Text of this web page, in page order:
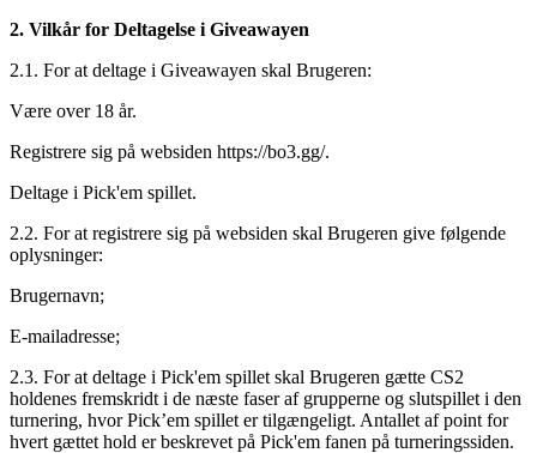
2. Vilkår for Deltagelse i Giveawayen
2.1. For at deltage i Giveawayen skal Brugeren:
Være over 18 år.
Registrere sig på websiden https://bo3.gg/.
Deltage i Pick'em spillet.
2.2. For at registrere sig på websiden skal Brugeren give følgende
oplysninger:
Brugernavn;
E-mailadresse;
2.3. For at deltage i Pick'em spillet skal Brugeren gætte CS2
holdenes fremskridt i de næste faser af grupperne og slutspillet i den
turnering, hvor Pick’em spillet er tilgængeligt. Antallet af point for
hvert gættet hold er beskrevet på Pick'em fanen på turneringssiden.